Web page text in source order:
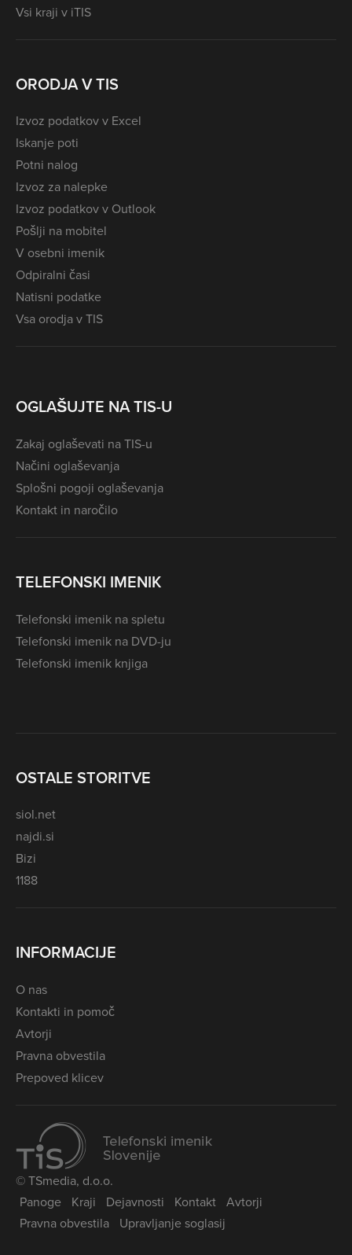
Vsi kraji v iTIS
ORODJA V TIS
Izvoz podatkov v Excel
Iskanje poti
Potni nalog
Izvoz za nalepke
Izvoz podatkov v Outlook
Pošlji na mobitel
V osebni imenik
Odpiralni časi
Natisni podatke
Vsa orodja v TIS
OGLAŠUJTE NA TIS-U
Zakaj oglaševati na TIS-u
Načini oglaševanja
Splošni pogoji oglaševanja
Kontakt in naročilo
TELEFONSKI IMENIK
Telefonski imenik na spletu
Telefonski imenik na DVD-ju
Telefonski imenik knjiga
OSTALE STORITVE
siol.net
najdi.si
Bizi
1188
INFORMACIJE
O nas
Kontakti in pomoč
Avtorji
Pravna obvestila
Prepoved klicev
© TSmedia, d.o.o.
Panoge
Kraji Dejavnosti Kontakt Avtorji
Pravna obvestila
Upravljanje soglasij